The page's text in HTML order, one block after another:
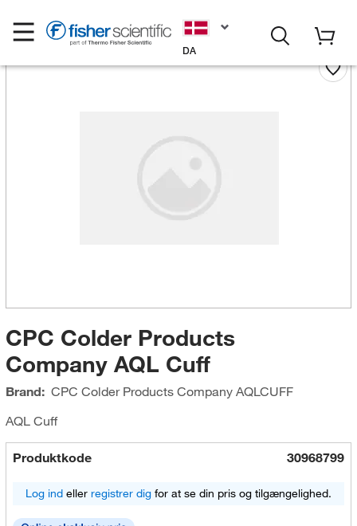
DA
CPC Colder Products
Company AQL Cuff
Brand: CPC Colder Products CompanyAQLCUFF
AQL Cuff
Produktkode 30968799
Log indeller registrer digfor at se din pris og tilgængelighed.